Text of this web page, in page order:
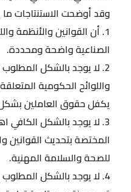
وقد أوضحت الاستنتاجات ما
1. أن القوانين والأنظمة
الصناعية واضحة ومحددة.
2. لا يوجد بالشكل
واللوائح الحكومية
يكفل حقوق العاملين
3. لا يوجد بالشكل
المختصة بتحديث القوانين
للصحة والسلامة المهنية.
4. لا يوجد بالشكل